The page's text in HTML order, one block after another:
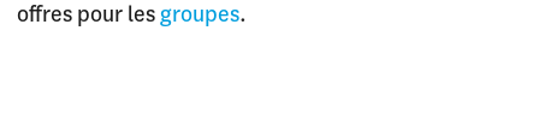
offres pour les groupes.